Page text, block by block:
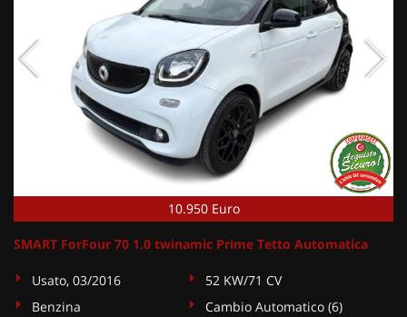
10.950 Euro
SMART ForFour 70 1.0 twinamic Prime Tetto Automatica
Usato, 03/2016
52 KW/71 CV
Benzina
Cambio Automatico (6)